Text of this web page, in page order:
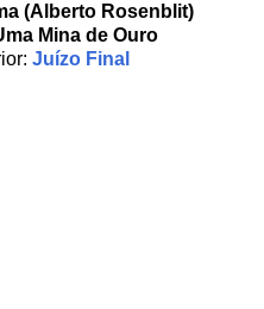
(Alberto Rosenblit)
Mina de Ouro
Juízo Final